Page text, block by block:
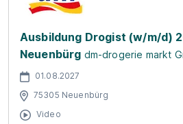
Ausbildung Drogist (w/m/d)
Neuenbürg dm-drogerie markt
01.08.2027
75305 Neuenbürg
Video